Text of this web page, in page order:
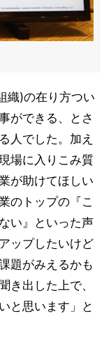
織)の在り方つい
ができる、とさ
人でした。加え
場に入りこみ質
が助けてほしい
のトップの『こ
い』といった声
ップしたいけど
題がみえるかも
き出した上で、
と思います」と